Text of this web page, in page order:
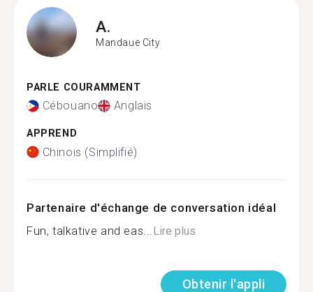
A.
Mandaue City
PARLE COURAMMENT
Cébouano Anglais
APPREND
Chinois (Simplifié)
Partenaire d'échange de conversation idéal
Fun, talkative and eas... Lire plus
Obtenir l'appli